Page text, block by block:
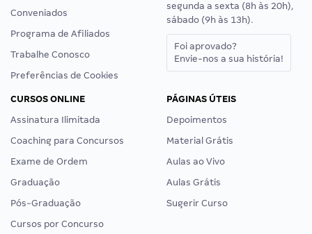
Conveniados
Programa de Afiliados
Trabalhe Conosco
Preferências de Cookies
segunda a sexta (8h às 20h),
sábado (9h às 13h).
Foi aprovado?
Envie-nos a sua história!
CURSOS ONLINE
Assinatura Ilimitada
Coaching para Concursos
Exame de Ordem
Graduação
Pós-Graduação
Cursos por Concurso
PÁGINAS ÚTEIS
Depoimentos
Material Grátis
Aulas ao Vivo
Aulas Grátis
Sugerir Curso